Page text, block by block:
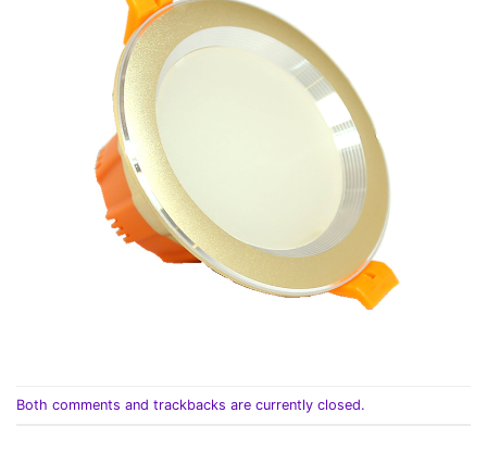
Both comments and trackbacks are currently closed.